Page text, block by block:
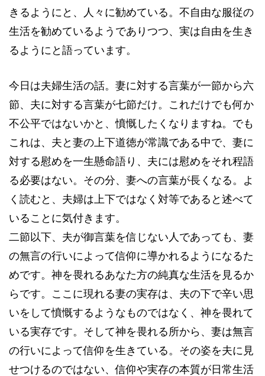
きるようにと、人々に勧めている。不自由な服従の
生活を勧めているようでありつつ、実は自由を生き
るようにと語っています。
今日は夫婦生活の話。妻に対する言葉が一節から六
節、夫に対する言葉が七節だけ。これだけでも何か
不公平ではないかと、憤慨したくなりますね。でも
これは、夫と妻の上下道徳が常識である中で、妻に
対する慰めを一生懸命語り、夫には慰めをそれ程語
る必要はない。その分、妻への言葉が長くなる。よ
く読むと、夫婦は上下ではなく対等であると述べて
いることに気付きます。
二節以下、夫が御言葉を信じない人であっても、妻
の無言の行いによって信仰に導かれるようになるた
めです。神を畏れるあなた方の純真な生活を見るか
らです。ここに現れる妻の実存は、夫の下で辛い思
いをして憤慨するようなものではなく、神を畏れて
いる実存です。そして神を畏れる所から、妻は無言
の行いによって信仰を生きている。その姿を夫に見
せつけるのではない、信仰や実存の本質が日常生活